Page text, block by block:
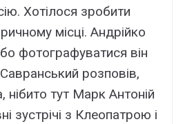
Хотілося зробити
місці. Андрійко
фотографуватися він
розповів,
нібито тут Марк Антоній
зустрічі з Клеопатрою і